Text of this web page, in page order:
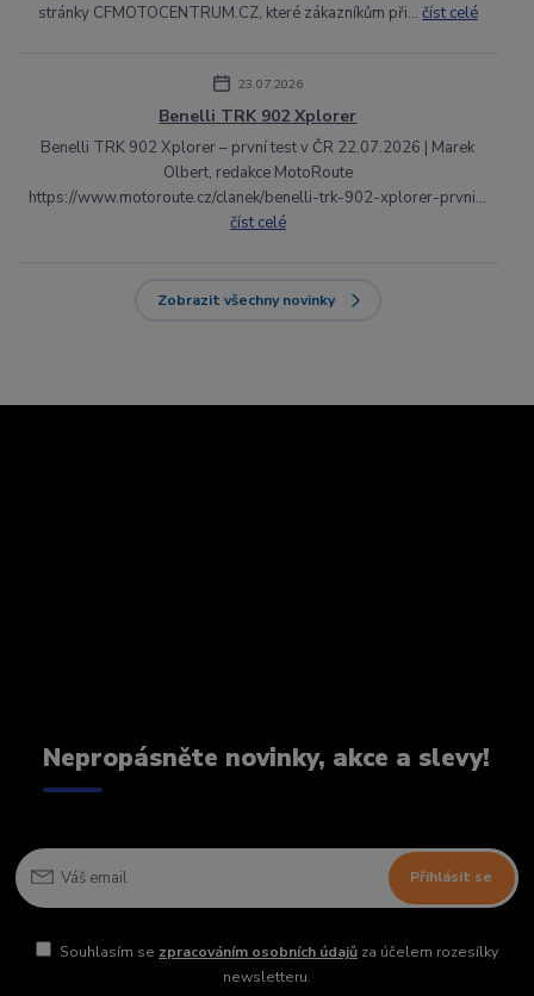
stránky CFMOTOCENTRUM.CZ, které zákazníkům při... číst celé
23.07.2026
Benelli TRK 902 Xplorer
Benelli TRK 902 Xplorer – první test v ČR 22.07.2026 | Marek
Olbert, redakce MotoRoute
https://www.motoroute.cz/clanek/benelli-trk-902-xplorer-prvni...
číst celé
Zobrazit všechny novinky
Nepropásněte novinky, akce a slevy!
Přihlásit se
Souhlasím se zpracováním osobních údajůza účelem rozesílky
newsletteru.